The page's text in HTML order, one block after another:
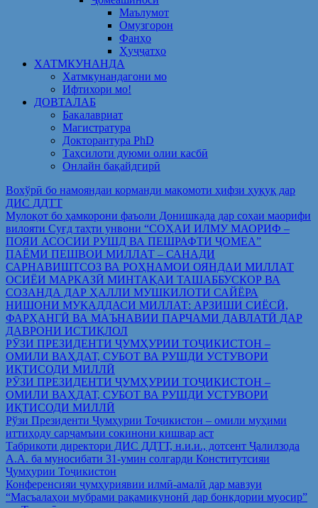
Маълумот
Омузгорон
Фанҳо
Ҳуҷҷатҳо
ХАТМКУНАНДА
Хатмкунандагони мо
Ифтихори мо!
ДОВТАЛАБ
Бакалавриат
Магистратура
Докторантура PhD
Таҳсилоти дуюми олии касбӣ
Онлайн бақайдгирӣ
Вохўрӣ бо намояндаи корманди мақомоти ҳифзи ҳуқуқ дар
ДИС ДДТТ
Мулоқот бо ҳамкорони фаъоли Донишкада дар соҳаи маорифи
вилояти Суғд таҳти унвони “СОҲАИ ИЛМУ МАОРИФ –
ПОЯИ АСОСИИ РУШД ВА ПЕШРАФТИ ҶОМЕА”
ПАЁМИ ПЕШВОИ МИЛЛАТ – САНАДИ
САРНАВИШТСОЗ ВА РОҲНАМОИ ОЯНДАИ МИЛЛАТ
ОСИЁИ МАРКАЗӢ МИНТАҚАИ ТАШАББУСКОР ВА
СОЗАНДА ДАР ҲАЛЛИ МУШКИЛОТИ САЙЁРА
НИШОНИ МУҚАДДАСИ МИЛЛАТ: АРЗИШИ СИЁСӢ,
ФАРҲАНГӢ ВА МАЪНАВИИ ПАРЧАМИ ДАВЛАТӢ ДАР
ДАВРОНИ ИСТИҚЛОЛ
РӮЗИ ПРЕЗИДЕНТИ ҶУМҲУРИИ ТОҶИКИСТОН –
ОМИЛИ ВАҲДАТ, СУБОТ ВА РУШДИ УСТУВОРИ
ИҚТИСОДИ МИЛЛӢ
РӮЗИ ПРЕЗИДЕНТИ ҶУМҲУРИИ ТОҶИКИСТОН –
ОМИЛИ ВАҲДАТ, СУБОТ ВА РУШДИ УСТУВОРИ
ИҚТИСОДИ МИЛЛӢ
Рўзи Президенти Ҷумҳурии Тоҷикистон – омили муҳими
иттиҳоду сарҷамъии сокинони кишвар аст
Табрикоти директори ДИС ДДТТ, н.и.и., дотсент Ҷалилзода
А.А. ба муносибати 31-умин солгарди Конститутсияи
Ҷумҳурии Тоҷикистон
Конференсияи ҷумҳуриявии илмӣ-амалӣ дар мавзуи
“Масъалаҳои мубрами рақамикунонӣ дар бонкдории муосир”